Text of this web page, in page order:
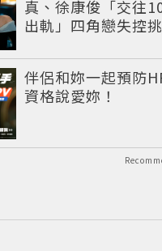
真、徐康俊「交往
出軌」四角戀失控
伴侶和妳一起預防
資格說愛妳！